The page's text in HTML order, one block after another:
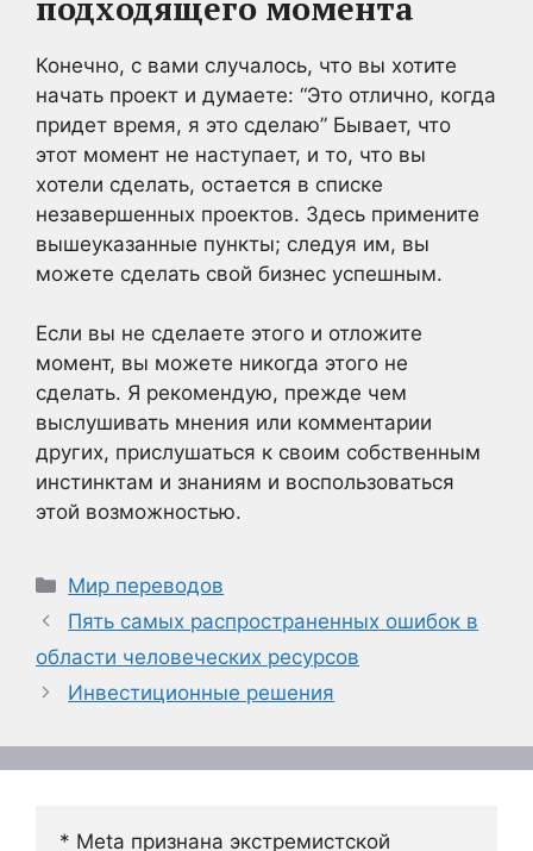
Конечно, с вами случалось, что вы хотите
начать проект и думаете: “Это отлично, когда
придет время, я это сделаю” Бывает, что
этот момент не наступает, и то, что вы
хотели сделать, остается в списке
незавершенных проектов. Здесь примените
вышеуказанные пункты; следуя им, вы
можете сделать свой бизнес успешным.
Если вы не сделаете этого и отложите
момент, вы можете никогда этого не
сделать. Я рекомендую, прежде чем
выслушивать мнения или комментарии
других, прислушаться к своим собственным
инстинктам и знаниям и воспользоваться
этой возможностью.
Рубрики
Мир переводов
Пять самых распространенных ошибок в
области человеческих ресурсов
Инвестиционные решения
* Meta признана экстремистской